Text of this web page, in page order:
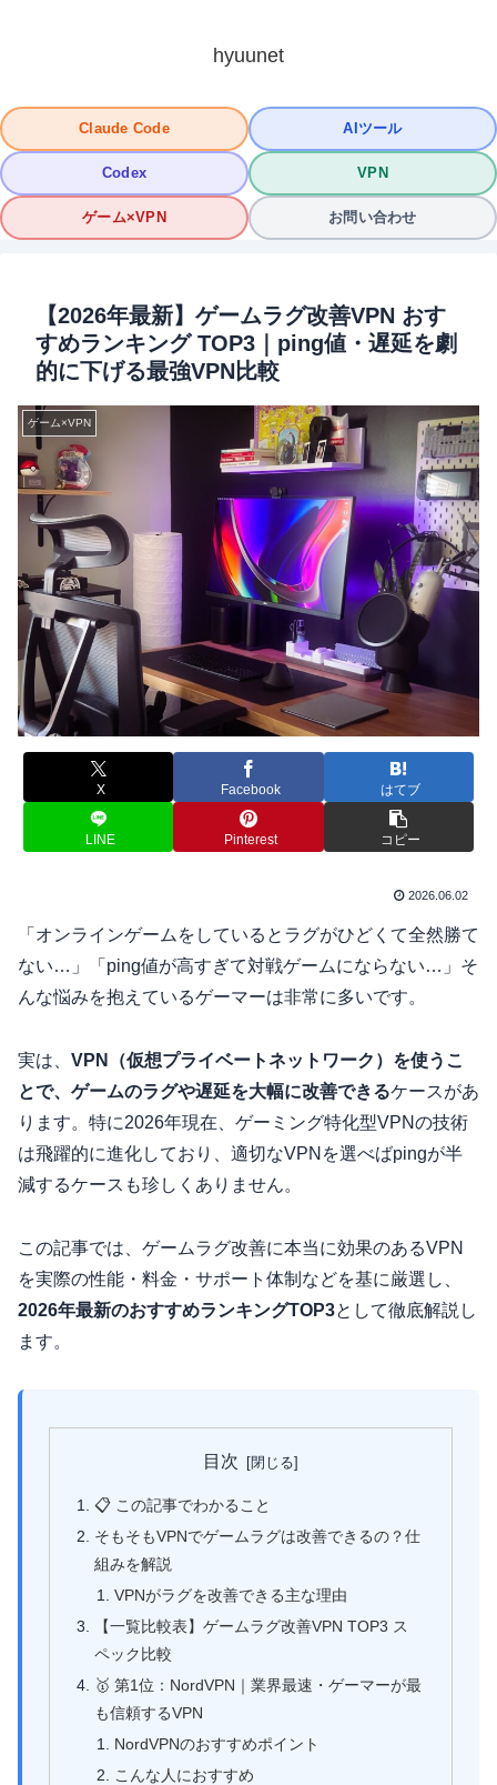
hyuunet
Claude Code AIツール
Codex VPN
ゲーム×VPN お問い合わせ
【2026年最新】ゲームラグ改善VPN おす
すめランキング TOP3｜ping値・遅延を劇
的に下げる最強VPN比較
ゲーム×VPN
X Facebook はてブ
LINE Pinterest コピー
2026.06.02
「オンラインゲームをしているとラグがひどくて全然勝て
ない…」「ping値が高すぎて対戦ゲームにならない…」そ
んな悩みを抱えているゲーマーは非常に多いです。
実は、 VPN（仮想プライベートネットワーク）を使うこ
とで、ゲームのラグや遅延を大幅に改善できるケースがあ
ります。特に2026年現在、ゲーミング特化型VPNの技術
は飛躍的に進化しており、適切なVPNを選べばpingが半
減するケースも珍しくありません。
この記事では、ゲームラグ改善に本当に効果のあるVPN
を実際の性能・料金・サポート体制などを基に厳選し、
2026年最新のおすすめランキングTOP3として徹底解説し
ます。
目次
📋 この記事でわかること
そもそもVPNでゲームラグは改善できるの？仕
組みを解説
VPNがラグを改善できる主な理由
【一覧比較表】ゲームラグ改善VPN TOP3 ス
ペック比較
🥇 第1位：NordVPN｜業界最速・ゲーマーが最
も信頼するVPN
NordVPNのおすすめポイント
こんな人におすすめ